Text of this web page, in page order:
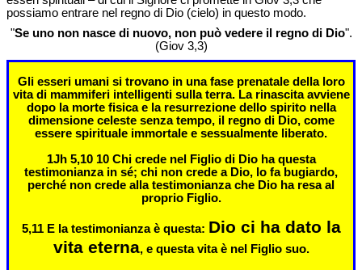
possiamo entrare nel regno di Dio (cielo) in questo modo.
"Se uno non nasce di nuovo, non può vedere il regno di Dio".
(Giov 3,3)
Gli esseri umani si trovano in una fase prenatale della loro
vita di mammiferi intelligenti sulla terra. La rinascita avviene
dopo la morte fisica e la resurrezione dello spirito nella
dimensione celeste senza tempo, il regno di Dio, come
essere spirituale immortale e sessualmente liberato.
1Jh5,10 10 Chi crede nel Figlio di Dio ha questa
testimonianza in sé; chi non crede a Dio, lo fa bugiardo,
perché non crede alla testimonianza che Dio ha resa al
proprio Figlio.
5,11 E la testimonianza è questa: Dio ci ha dato la
vita eterna, e questa vita è nel Figlio suo.